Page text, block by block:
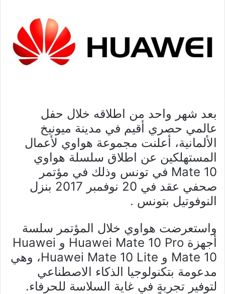
بعد شهر واحد من اطلاقه خلال حفل
عالمي حصري أقيم في مدينة ميونيخ
الألمانية، أعلنت مجموعة هواوي لأعمال
المستهلكين عن اطلاق سلسلة هواوي
Mate 10 في تونس وذلك في مؤتمر
صحفي عقد في 20 نوفمبر 2017 بنزل
النوفوتيل بتونس .
واستعرضت هواوي خلال المؤتمر سلسة
أجهزة Huawei Mate 10 Pro و Huawei
Mate 10 و Huawei Mate 10 Lite، وهي
مدعومة بتكنولوجيا الذكاء الاصطناعي
لتوفير تجربةٍ في غاية السلاسة للحرفاء.